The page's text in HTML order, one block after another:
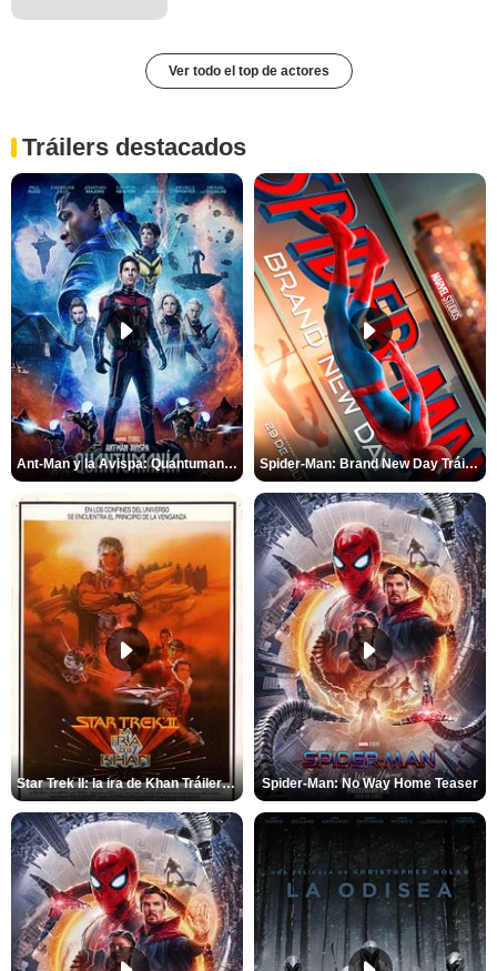
Ver todo el top de actores
Tráilers destacados
Ant-Man y la Avispa: Quantumanía Tráiler (2) Spider-Man: Brand New Day Tráiler (3)
Star Trek II: la ira de Khan Tráiler VO Spider-Man: No Way Home Teaser